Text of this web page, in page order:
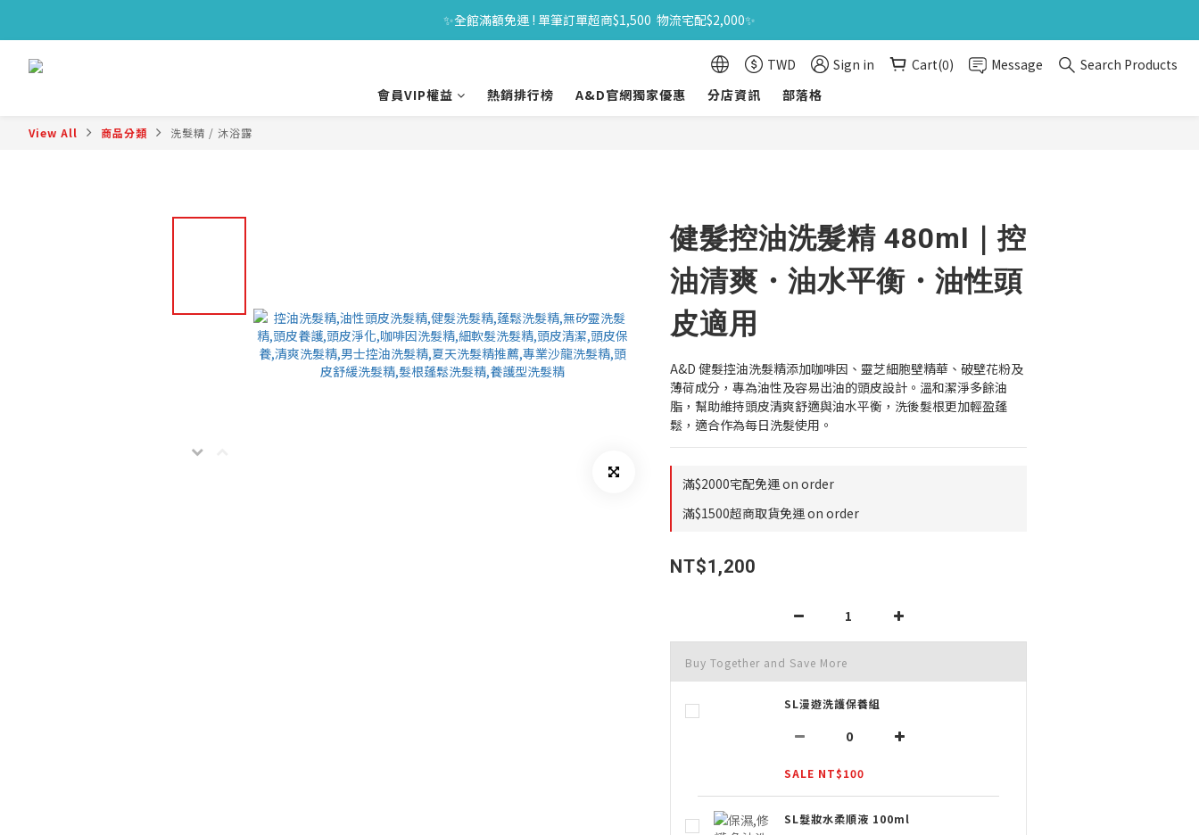
🔥618年中購物節｜全館原價商品買一送一 限時06/01-06/30｜滿$1500送旅行組
🔥618年中購物節｜全館原價商品買一送一 限時06/01-06/30｜滿$1500送旅行組
TWD
Sign in Cart(0) Message
Search Products
會員VIP權益
熱銷排行榜 A&D官網獨家優惠 分店資訊 部落格
View All 商品分類 洗髮精 / 沐浴露
健髮控油洗髮精 480ml｜控
油清爽・油水平衡・油性頭
皮適用
A&D 健髮控油洗髮精添加咖啡因、靈芝細胞壁精華、破壁花粉及
薄荷成分，專為油性及容易出油的頭皮設計。溫和潔淨多餘油
脂，幫助維持頭皮清爽舒適與油水平衡，洗後髮根更加輕盈蓬
鬆，適合作為每日洗髮使用。
滿$2000宅配免運 on order
滿$1500超商取貨免運 on order
NT$1,200
Buy Together and Save More
SL漫遊洗護保養組
SALE NT$100
SL髮妝水柔順液 100ml